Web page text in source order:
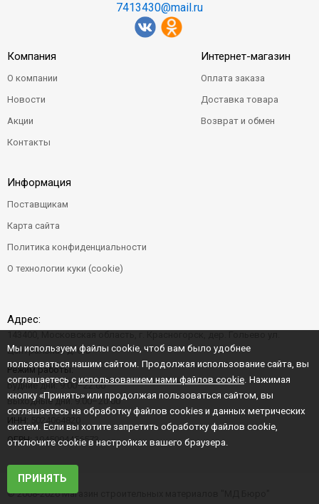
7413430@mail.ru
Компания
О компании
Новости
Акции
Контакты
Интернет-магазин
Оплата заказа
Доставка товара
Возврат и обмен
Информация
Поставщикам
Карта сайта
Политика конфиденциальности
О технологии куки (cookie)
Адрес:
Центральная д. 6"Б"
Режим работы:
Будние дни: 9:00–22:00
Выходные дни: 9:00–20:00
ИНН:
ОГРН:1045004456573
© 2008-2026 Магазин строительных материалов "МД Бюро"
Мы используем файлы cookie, чтоб вам было удобнее
пользоваться нашим сайтом. Продолжая использование сайта, вы
соглашаетесь с использованием нами файлов cookie . Нажимая
кнопку «Принять» или продолжая пользоваться сайтом, вы
соглашаетесь на обработку файлов cookies и данных метрических
систем. Если вы хотите запретить обработку файлов cookie,
отключите cookie в настройках вашего браузера.
ПРИНЯТЬ